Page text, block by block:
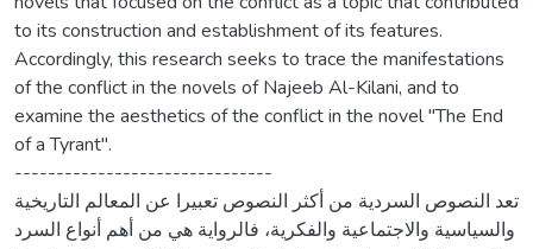
to its construction and establishment of its features.
Accordingly, this research seeks to trace the manifestations
of the conflict in the novels of Najeeb Al-Kilani, and to
examine the aesthetics of the conflict in the novel "The End
of a Tyrant".
-------------------------------
تعد النصوص السردية من أكثر النصوص تعبيرا عن المعالم التاريخية
والسياسية والاجتماعية والفكرية، فالرواية هي من أهم أنواع السرد